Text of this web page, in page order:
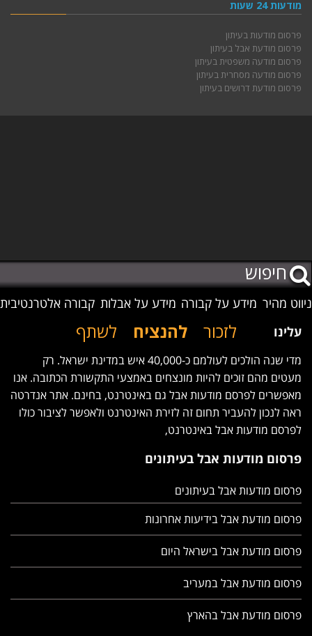
מודעות 24 שעות
פרסום מודעות בעיתון
פרסום מודעת אבל בעיתון
פרסום מודעה משפטית בעיתון
פרסום מודעה מסחרית בעיתון
פרסום מודעת דרושים בעיתון
ניווט מהיר מידע על קבורה מידע על אבלות קבורה אלטרנטיבית
לזכור להנציח לשתף עלינו
מדי שנה הולכים לעולמם כ-40,000 איש במדינת ישראל. רק
מעטים מהם זוכים להיות מונצחים באמצעי התקשורת הכתובה. אנו
מאפשרים לפרסם מודעות אבל גם באינטרנט, בחינם. אתר אנדרטה
ראה לנכון להעביר תחום זה לזירת האינטרנט ולאפשר לציבור כולו
לפרסם מודעות אבל באינטרנט,
פרסום מודעות אבל בעיתונים
פרסום מודעות אבל בעיתונים
פרסום מודעת אבל בידיעות אחרונות
פרסום מודעת אבל בישראל היום
פרסום מודעת אבל במעריב
פרסום מודעת אבל בהארץ